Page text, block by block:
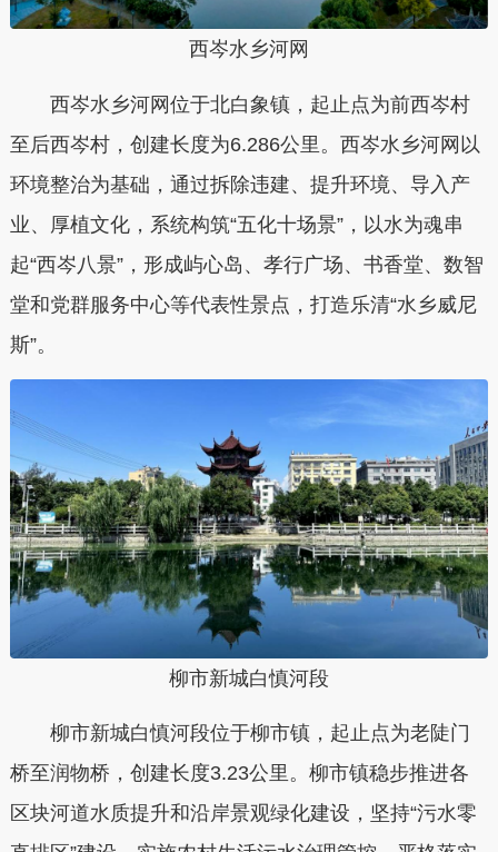
西岑水乡河网
西岑水乡河网位于北白象镇，起止点为前西岑村
至后西岑村，创建长度为6.286公里。西岑水乡河网以
环境整治为基础，通过拆除违建、提升环境、导入产
业、厚植文化，系统构筑“五化十场景”，以水为魂串
起“西岑八景”，形成屿心岛、孝行广场、书香堂、数智
堂和党群服务中心等代表性景点，打造乐清“水乡威尼
斯”。
柳市新城白慎河段
柳市新城白慎河段位于柳市镇，起止点为老陡门
桥至润物桥，创建长度3.23公里。柳市镇稳步推进各
区块河道水质提升和沿岸景观绿化建设，坚持“污水零